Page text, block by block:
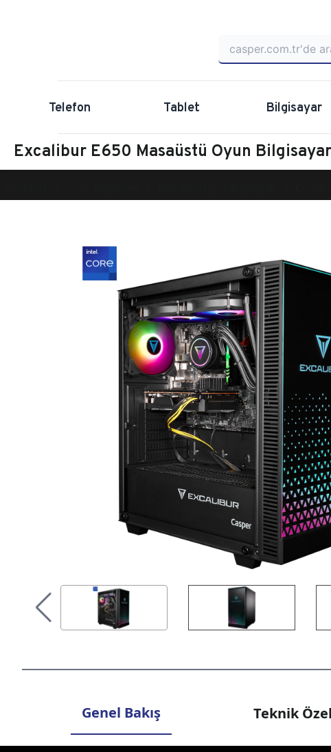
Telefon Tablet Bilgisayar
Excalibur E650 Masaüstü Oyun
Genel Bakış Teknik